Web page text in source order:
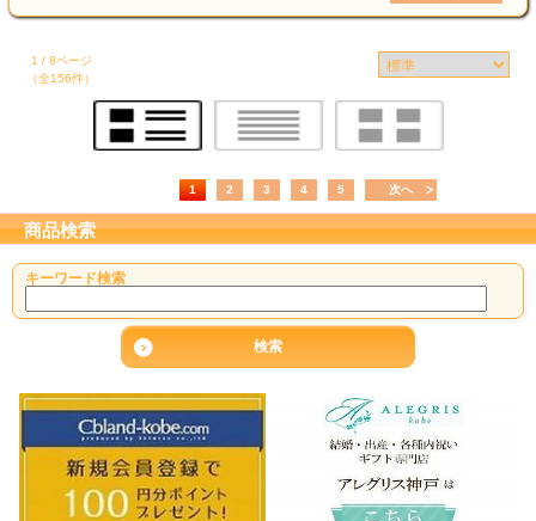
1 / 8ページ
（全156件）
1 2 3 4 5 次へ
商品検索
キーワード検索